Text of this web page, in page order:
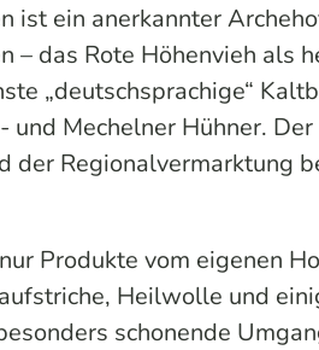
ist ein anerkannter
– das Rote Höhenvieh als
„deutschsprachige“
und Mechelner Hühner.
der Regionalvermarktung
Produkte vom eigenen
Heilwolle und
schonende